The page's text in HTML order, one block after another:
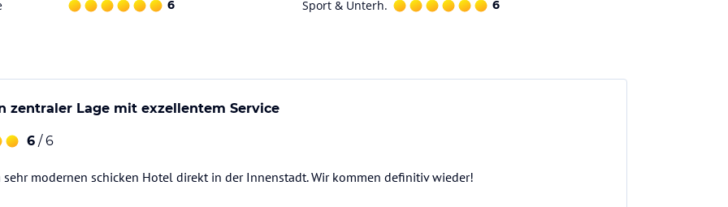
und im Wohnzimmer.
6 Sport & Unterh. 6
zentraler Lage mit exzellentem Service
6 / 6
modernen schicken Hotel direkt in der Innenstadt. Wir kommen definitiv wieder!